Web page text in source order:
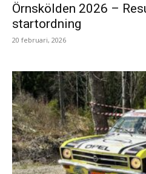
Örnskölden 2026 –
startordning
20 februari, 2026